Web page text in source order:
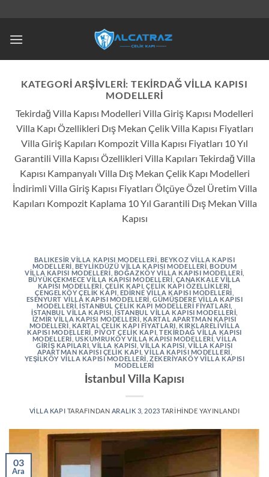
KATEGORI ARŞIVLERI:TEKIRDAĞ VILLA KAPISI
MODELLERI
Tekirdağ Villa Kapısı Modelleri Villa Giriş Kapısı Modelleri
Villa Kapı Özellikleri Dış Mekan Çelik Villa Kapısı Fiyatları
Villa Giriş Kapıları Kompozit Villa Kapısı Fiyatları 10 Yıl
Garantili Villa Kapısı Özellikleri Villa Kapıları Tekirdağ Villa
Kapısı Kampanyalı Villa Dış Mekan Çelik Kapı Modelleri
İndirimli Villa Giriş Kapısı Fiyatları Ölçüye Özel Üretim Villa
Kapıları Kompozit Kaplama 10 Yıl Garantili Dış Mekan Villa
Kapısı
BALIKESIR VILLA KAPISI MODELLERI BEYKOZ VILLA KAPISI
MODELLERI BEYLIKDÜZÜ VILLA KAPISI MODELLERI ,BODUM
VILLA KAPISI MODELLERI BOĞAZKÖY VILLA KAPISI MODELLERI
BÜYÜKÇEKMECE VILLA KAPISI MODELLERI ÇANAKKALE VILLA
KAPISI MODELLERI ÇELIK KAPI ,ÇELIK KAPI ÖZELLIKLERI
ÇENGELKÖY ÇELIK KAPI EDIRNE VILLA KAPISI MODELLERI
ESENYURT VILLA KAPISI MODELLERI ,GÜMÜŞDERE VILLA KAPISI
MODELLERI ,İSTANBUL ÇELIK KAPI MODELLERI FIYATLARI
İSTANBUL VILLA KAPISI İSTANBUL VILLA KAPISI MODELLERI
İZMIR VILLA KAPISI MODELLERI KARTAL APARTMAN KAPISI
MODELLERI KARTAL ÇELIK KAPI FIYATLARI KIRKLARELIVILLA
KAPISI MODELLERI PIVOT ÇELIK KAPI ,TEKIRDAĞ VILLA KAPISI
MODELLERI USKUMRUKÖY VILLA KAPISI MODELLERI ,VILLA
GIRIŞ KAPILARI ,VILLA KAPISI ,VILLA KAPISI VILLA KAPISI
APARTMAN KAPISI ÇELIK KAPI ,VILLA KAPISI MODELLERI
YEŞILKÖY VILLA KAPISI MODELLERI ,ZEKERIYAKÖY VILLA KAPISI
MODELLERI
İstanbul Villa Kapısı
VILLA KAPI TARAFINDAN ARALIK 3, 2023 TARIHINDE YAYINLANDI
03
Ara